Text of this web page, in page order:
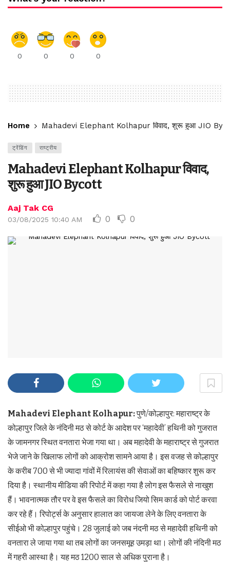
0 0 0 0
Home Mahadevi Elephant Kolhapur विवाद, शुरू हुआ JIO
ट्रेंडिंग राष्ट्रीय
Mahadevi Elephant Kolhapur विवाद,
शुरू हुआ JIO Bycott
Aaj Tak CG
03/08/2025 10:40 AM 0 0
Mahadevi Elephant Kolhapur:पुणे/कोल्हापुर: महाराष्ट्र के
कोल्हापुर जिले के नंदिनी मठ से कोर्ट के आदेश पर ‘महादेवी’ हथिनी को गुजरात
के जामनगर स्थित वनतारा भेजा गया था। अब महादेवी के महाराष्ट्र से गुजरात
भेजे जाने के खिलाफ लोगों को आक्रोश सामने आया है। इस वजह से कोल्हापुर
के करीब 700 से भी ज्यादा गांवों में रिलायंस की सेवाओं का बहिष्कार शुरू कर
दिया है। स्थानीय मीडिया की रिपोर्ट में कहा गया है लोग इस फैसले से नाखुश
हैं। भावनात्मक तौर पर वे इस फैसले का विरोध जियो सिम कार्ड को पोर्ट करवा
कर रहे हैं। रिपोर्ट्स के अनुसार हालात का जायजा लेने के लिए वनतारा के
सीईओ भी कोल्हापुर पहुंचे। 28 जुलाई को जब नंदनी मठ से महादेवी हथिनी को
वनतारा ले जाया गया था तब लोगों का जनसमूह उमड़ा था। लोगों की नंदिनी मठ
में गहरी आस्था है। यह मठ 1200 साल से अधिक पुराना है।